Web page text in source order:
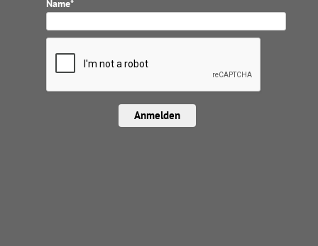
Name*
Anmelden